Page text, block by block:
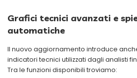
Grafici tecnici avanzati e
automatiche
Il nuovo aggiornamento introduce
indicatori tecnici utilizzati dagli analisti
Tra le funzioni disponibili troviamo: